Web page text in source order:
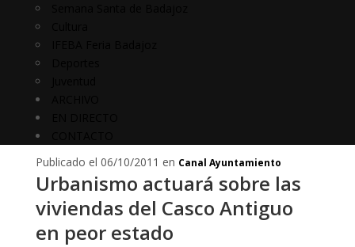
Publicado el 06/10/2011 en Canal Ayuntamiento
Urbanismo actuará sobre las
viviendas del Casco Antiguo
en peor estado